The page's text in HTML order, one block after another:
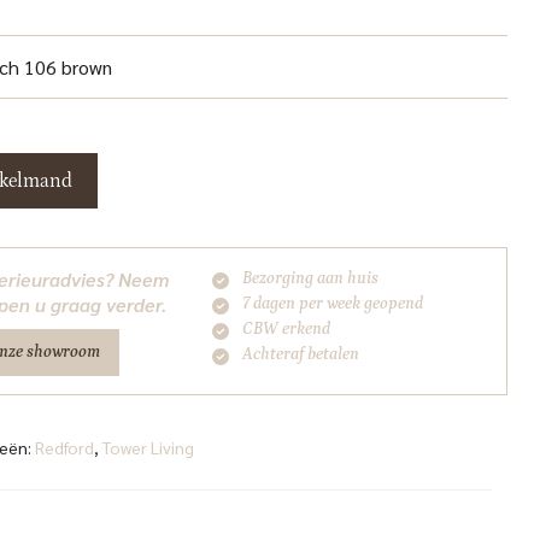
106 brown
Neem
u graag verder.
showroom
Bezorging aan huis
7 dagen per week geopend
CBW erkend
Achteraf betalen
Redford, Tower Living